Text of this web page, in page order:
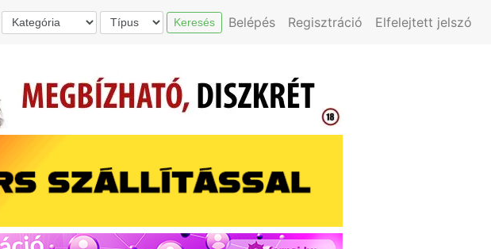
Keresés Belépés Regisztráció Elfelejtett jelszó